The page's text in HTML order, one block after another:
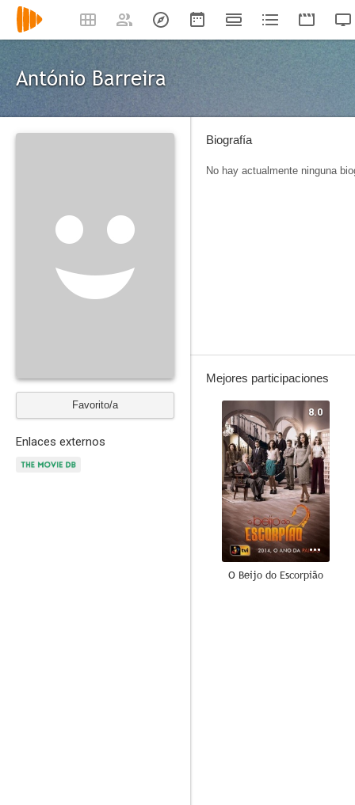
António Barreira
Favorito/a
Enlaces externos
Biografía
No hay actualmente ninguna
Mejores participaciones
8.0
O Beijo do Escorpião